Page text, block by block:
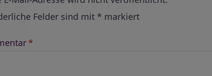
Felder sind mit * markiert
*